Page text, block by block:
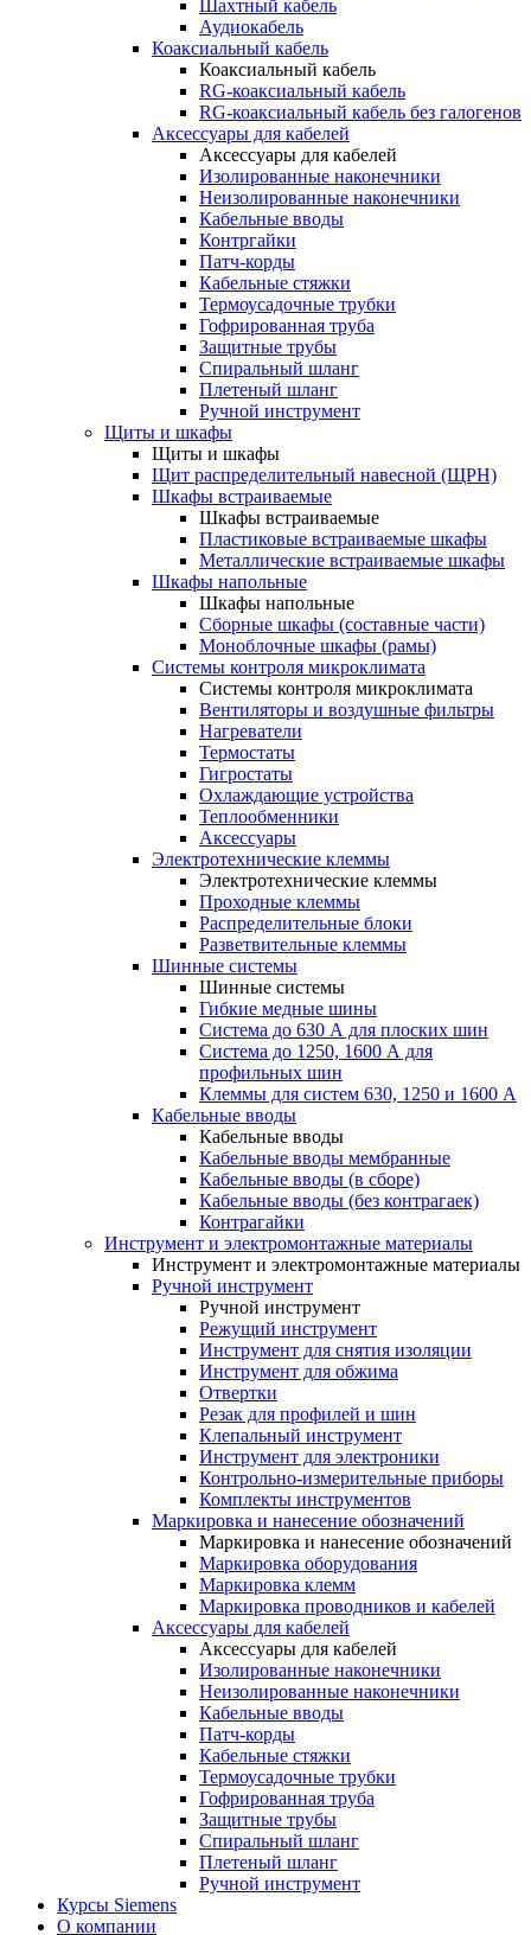
Шахтный кабель
Аудиокабель
Коаксиальный кабель
Коаксиальный кабель
RG-коаксиальный кабель
RG-коаксиальный кабель без галогенов
Аксессуары для кабелей
Аксессуары для кабелей
Изолированные наконечники
Неизолированные наконечники
Кабельные вводы
Контргайки
Патч-корды
Кабельные стяжки
Термоусадочные трубки
Гофрированная труба
Защитные трубы
Спиральный шланг
Плетеный шланг
Ручной инструмент
Щиты и шкафы
Щиты и шкафы
Щит распределительный навесной (ЩРН)
Шкафы встраиваемые
Шкафы встраиваемые
Пластиковые встраиваемые шкафы
Металлические встраиваемые шкафы
Шкафы напольные
Шкафы напольные
Сборные шкафы (составные части)
Моноблочные шкафы (рамы)
Системы контроля микроклимата
Системы контроля микроклимата
Вентиляторы и воздушные фильтры
Нагреватели
Термостаты
Гигростаты
Охлаждающие устройства
Теплообменники
Аксессуары
Электротехнические клеммы
Электротехнические клеммы
Проходные клеммы
Распределительные блоки
Разветвительные клеммы
Шинные системы
Шинные системы
Гибкие медные шины
Система до 630 А для плоских шин
Система до 1250, 1600 А для
профильных шин
Клеммы для систем 630, 1250 и 1600 А
Кабельные вводы
Кабельные вводы
Кабельные вводы мембранные
Кабельные вводы (в сборе)
Кабельные вводы (без контрагаек)
Контрагайки
Инструмент и электромонтажные материалы
Инструмент и электромонтажные материалы
Ручной инструмент
Ручной инструмент
Режущий инструмент
Инструмент для снятия изоляции
Инструмент для обжима
Отвертки
Резак для профилей и шин
Клепальный инструмент
Инструмент для электроники
Контрольно-измерительные приборы
Комплекты инструментов
Маркировка и нанесение обозначений
Маркировка и нанесение обозначений
Маркировка оборудования
Маркировка клемм
Маркировка проводников и кабелей
Аксессуары для кабелей
Аксессуары для кабелей
Изолированные наконечники
Неизолированные наконечники
Кабельные вводы
Патч-корды
Кабельные стяжки
Термоусадочные трубки
Гофрированная труба
Защитные трубы
Спиральный шланг
Плетеный шланг
Ручной инструмент
Курсы Siemens
О компании